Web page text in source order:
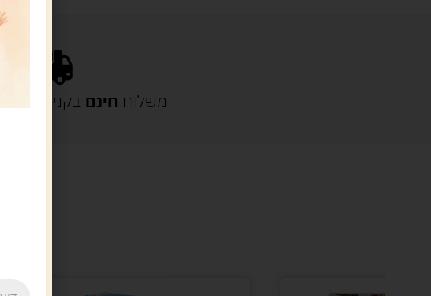
משלוח חינם בקנייה מעל 329 ש"ח